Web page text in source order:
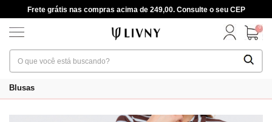
Frete grátis nas compras acima de 249,00. Consulte o seu CEP
0
Blusas